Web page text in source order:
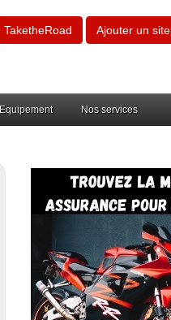
TaketheRoad Ajouter un site
Equipement Nos services